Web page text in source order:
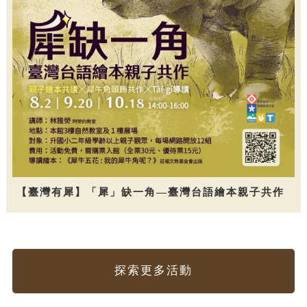
【臺灣有犀】「犀」缺一角—臺灣台語繪本親子共作
探索更多活動